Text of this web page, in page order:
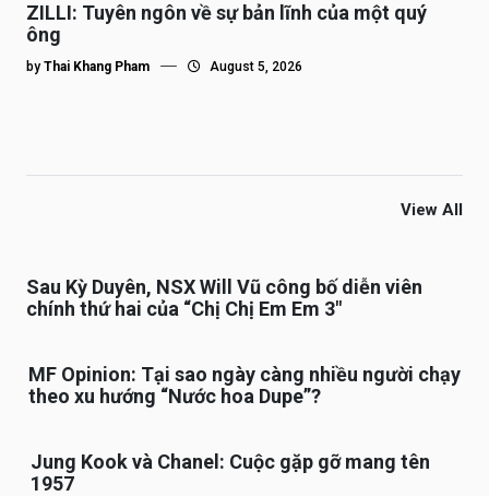
ZILLI: Tuyên ngôn về sự bản lĩnh của một quý
ông
by Thai Khang Pham August 5, 2026
View All
Sau Kỳ Duyên, NSX Will Vũ công bố diễn viên
chính thứ hai của “Chị Chị Em Em 3″
MF Opinion: Tại sao ngày càng nhiều người chạy
theo xu hướng “Nước hoa Dupe”?
Jung Kook và Chanel: Cuộc gặp gỡ mang tên
1957